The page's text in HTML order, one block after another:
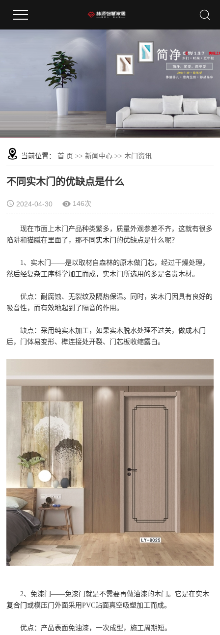
当前位置： 首 页 >>新闻中心 >>木门资讯
不同实木门的优缺点是什么
2024-04-30 146次
现在市面上木门产品种类繁多，质量外观参差不齐，这就有很多
陷阱和猫腻在里面了，那不同 实木门 的优缺点是什么呢？
1、实木门——是以取材自森林的原木做门芯，经过干燥处理，
然后经复杂工序科学加工而成，实木门所选用的多是名贵木材。
优点：耐腐蚀、无裂纹及隔热保温。同时，实木门因具有良好的
吸音性，而有效地起到了隔音的作用。
缺点：采用纯实木加工，如果实木脱水处理不过关，做成木门
后，门体易变形、榫连接处开裂、门芯板收缩露白。
2、免漆门——免漆门就是不需要再做油漆的木门。它是在实木
复合门 或模压门外面采用PVC贴面真空吸塑加工而成。
优点：产品表面免油漆，一次成型，施工周期短。